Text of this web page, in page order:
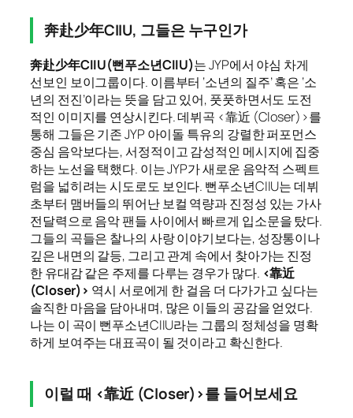
奔赴少年CIIU, 그들은 누구인가
奔赴少年CIIU(뻔푸소년CIIU)는 JYP에서 야심 차게
선보인 보이그룹이다. 이름부터 ‘소년의 질주’ 혹은 ‘소
년의 전진’이라는 뜻을 담고 있어, 풋풋하면서도 도전
적인 이미지를 연상시킨다. 데뷔곡 <靠近 (Closer)>를
통해 그들은 기존 JYP 아이돌 특유의 강렬한 퍼포먼스
중심 음악보다는, 서정적이고 감성적인 메시지에 집중
하는 노선을 택했다. 이는 JYP가 새로운 음악적 스펙트
럼을 넓히려는 시도로도 보인다. 뻔푸소년CIIU는 데뷔
초부터 맴버들의 뛰어난 보컬 역량과 진정성 있는 가사
전달력으로 음악 팬들 사이에서 빠르게 입소문을 탔다.
그들의 곡들은 찰나의 사랑 이야기보다는, 성장통이나
깊은 내면의 갈등, 그리고 관계 속에서 찾아가는 진정
한 유대감 같은 주제를 다루는 경우가 많다. <靠近
(Closer)> 역시 서로에게 한 걸음 더 다가가고 싶다는
솔직한 마음을 담아내며, 많은 이들의 공감을 얻었다.
나는 이 곡이 뻔푸소년CIIU라는 그룹의 정체성을 명확
하게 보여주는 대표곡이 될 것이라고 확신한다.
이럴 때 <靠近 (Closer)>를 들어보세요